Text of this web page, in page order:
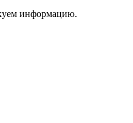
информацию.